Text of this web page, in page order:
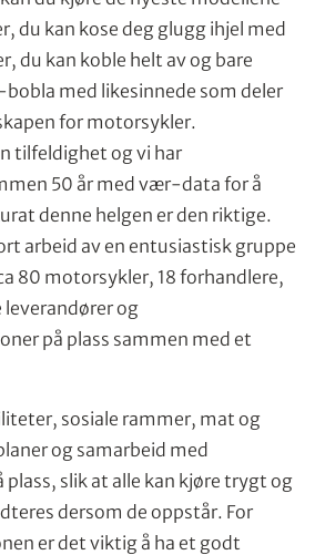
du kan kose deg glugg ihjel med
du kan koble helt av og bare
med likesinnede som deler
for motorsykler.
tilfeldighet og vi har
50 år med vær-data for å
denne helgen er den riktige.
arbeid av en entusiastisk gruppe
80 motorsykler, 18 forhandlere,
og
på plass sammen med et
sosiale rammer, mat og
og samarbeid med
plass, slik at alle kan kjøre trygt og
dersom de oppstår. For
er det viktig å ha et godt